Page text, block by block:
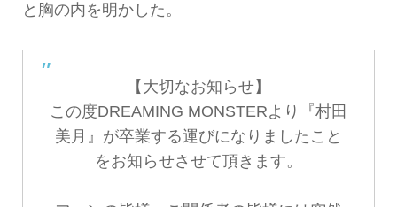
と胸の内を明かした。
【大切なお知らせ】
この度DREAMING MONSTERより『村田
美月』が卒業する運びになりましたこと
をお知らせさせて頂きます。